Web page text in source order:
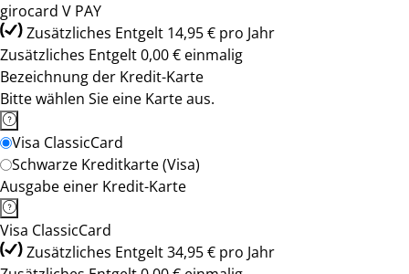
girocard V PAY
Zusätzliches Entgelt 14,95 € pro Jahr
Zusätzliches Entgelt 0,00 € einmalig
Bezeichnung der Kredit-Karte
Bitte wählen Sie eine Karte aus.
Visa ClassicCard
Schwarze Kreditkarte (Visa)
Ausgabe einer Kredit-Karte
Visa ClassicCard
Zusätzliches Entgelt 34,95 € pro Jahr